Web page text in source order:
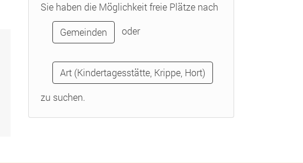
Sie haben die Möglichkeit freie Plätze nach
Gemeinden oder
Art (Kindertagesstätte, Krippe, Hort)
zu suchen.